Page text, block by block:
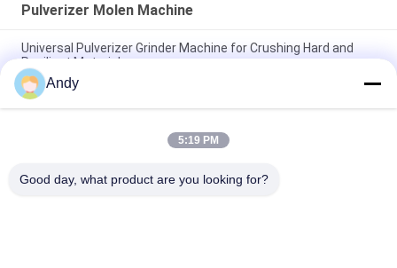
Pulverizer Molen Machine
Universal Pulverizer Grinder Machine for Crushing Hard and
Resilient Materials
Geavanceerde pulverizer grinders voor het verpletteren in de
chemische, medische en voedingsmiddelenindustrie
Universele breekmachine De essentiële uitrusting voor
Andy
5:19 PM
Good day, what product are you looking for?